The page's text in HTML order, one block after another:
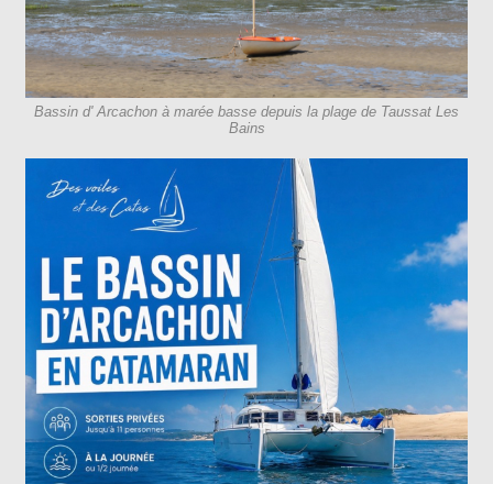
Bassin d' Arcachon à marée basse depuis la plage de Taussat Les
Bains